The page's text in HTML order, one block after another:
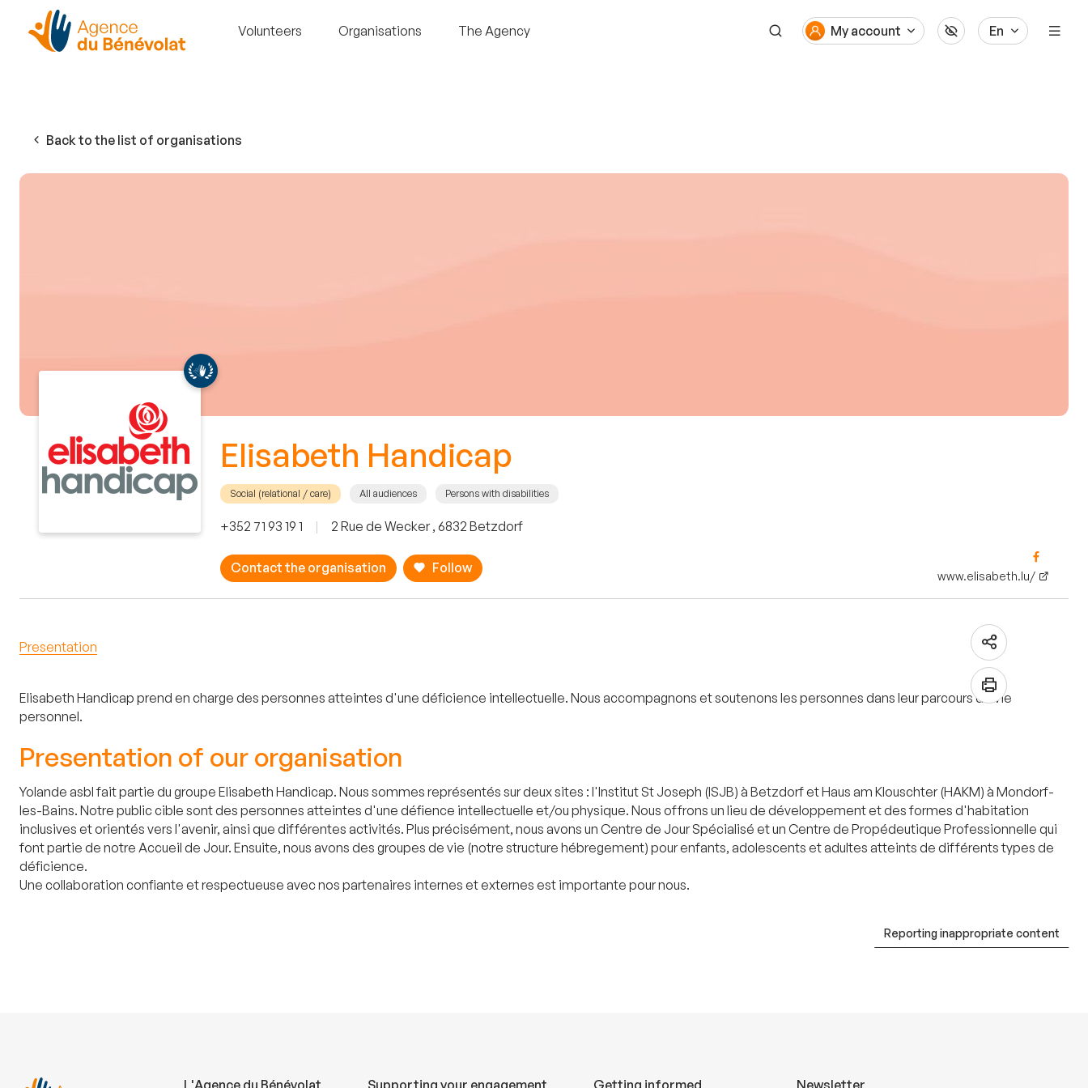
Volunteers Organisations The Agency My account En
Back to the list of organisations
Elisabeth Handicap
Social (relational / care) All audiences Persons with disabilities
+352 71 93 19 1 | 2 Rue de Wecker , 6832 Betzdorf
Contact the organisation Follow www.elisabeth.lu/
Presentation
Elisabeth Handicap prend en charge des personnes atteintes d'une déficience intellectuelle. Nous accompagnons et soutenons les personnes dans leur parcours de vie
personnel.
Presentation of our organisation
Yolande asbl fait partie du groupe Elisabeth Handicap. Nous sommes représentés sur deux sites : l'Institut St Joseph (ISJB) à Betzdorf et Haus am Klouschter (HAKM) à Mondorf-
les-Bains. Notre public cible sont des personnes atteintes d'une défience intellectuelle et/ou physique. Nous offrons un lieu de développement et des formes d'habitation
inclusives et orientés vers l'avenir, ainsi que différentes activités. Plus précisément, nous avons un Centre de Jour Spécialisé et un Centre de Propédeutique Professionnelle qui
font partie de notre Accueil de Jour. Ensuite, nous avons des groupes de vie (notre structure hébregement) pour enfants, adolescents et adultes atteints de différents types de
déficience.
Une collaboration confiante et respectueuse avec nos partenaires internes et externes est importante pour nous.
Reporting inappropriate content
L'Agence du Bénévolat Supporting your engagement Getting informed Newsletter